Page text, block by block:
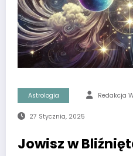
Astrologia Redakcja
27 Stycznia, 2025
Jowisz w